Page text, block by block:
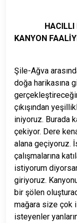
HACILLI
KANYON
( 07
Şile-Ağva
doğa harikasına
çıkışından
iniyoruz. Burada
çekiyor. Dere
alana geçiyoruz.
çalışmalarına
istiyorum
giriyoruz.
bir şölen
mağara size çok
isteyenler